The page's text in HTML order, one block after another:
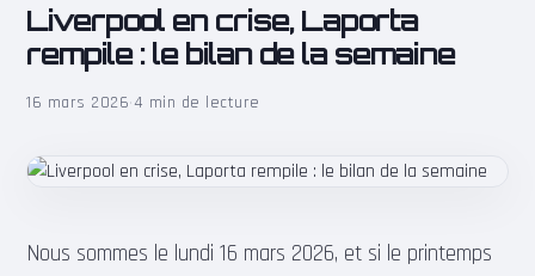
Liverpool en crise, Laporta
rempile : le bilan de la semaine
16 mars 2026·4 min de lecture
Nous sommes le lundi 16 mars 2026, et si le printemps